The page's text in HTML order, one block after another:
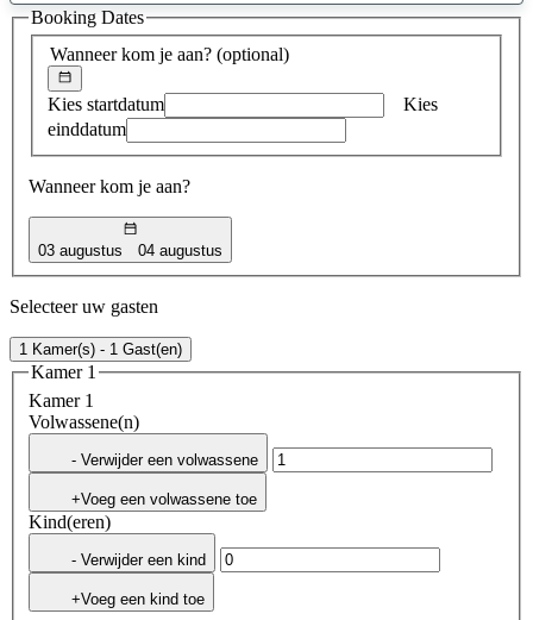
gevonden
Wanneer kom je aan? (optional)
Kies startdatum
Kies
einddatum
Wanneer kom je aan?
03 augustus 04 augustus
Booking Dates
Selecteer uw gasten
1 Kamer(s) - 1 Gast(en)
Kamer 1
Kamer 1
Volwassene(n)
- Verwijder een volwassene
+Voeg een volwassene toe
Kind(eren)
- Verwijder een kind
+Voeg een kind toe